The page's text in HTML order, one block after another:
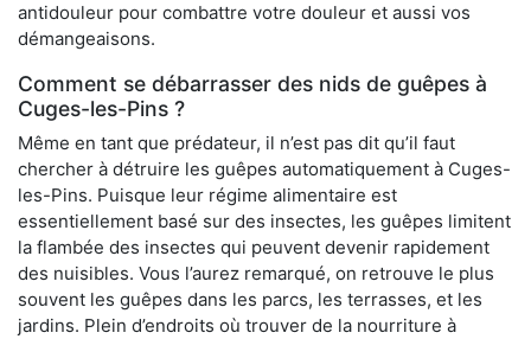
antidouleur pour combattre votre douleur et aussi vos
démangeaisons.
Comment se débarrasser des nids de guêpes à
Cuges-les-Pins ?
Même en tant que prédateur, il n’est pas dit qu’il faut
chercher à détruire les guêpes automatiquement à Cuges-
les-Pins. Puisque leur régime alimentaire est
essentiellement basé sur des insectes, les guêpes limitent
la flambée des insectes qui peuvent devenir rapidement
des nuisibles. Vous l’aurez remarqué, on retrouve le plus
souvent les guêpes dans les parcs, les terrasses, et les
jardins. Plein d’endroits où trouver de la nourriture à